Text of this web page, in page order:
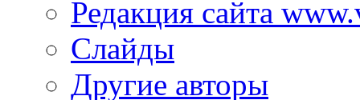
Редакция сайта
Слайды
Другие авторы